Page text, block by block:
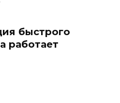
быстрого
работает